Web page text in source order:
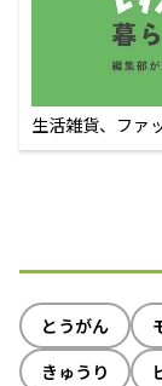
生活雑貨、ファ
えるECサイト
とうがん
きゅうり